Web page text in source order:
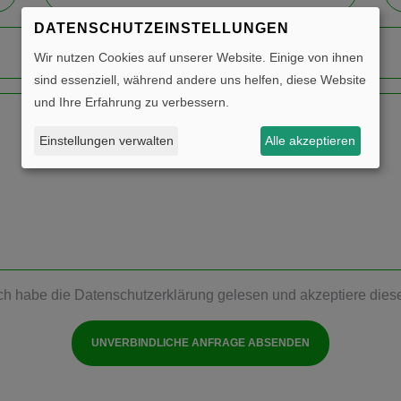
habe die Datenschutzerklärung gelesen und akzeptiere
UNVERBINDLICHE ANFRAGE ABSENDEN
DATENSCHUTZEINSTELLUNGEN
Wir nutzen Cookies auf unserer Website. Einige von ihnen
sind essenziell, während andere uns helfen, diese Website
und Ihre Erfahrung zu verbessern.
Einstellungen verwalten Alle akzeptieren